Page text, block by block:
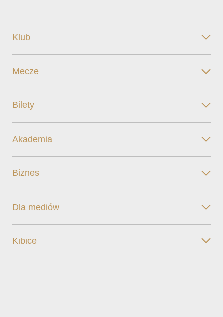
Klub
Mecze
Bilety
Akademia
Biznes
Dla mediów
Kibice